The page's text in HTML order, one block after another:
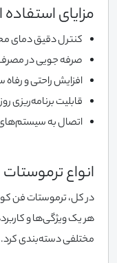
مزایای
کنترل دقیق دمای
صرفه جویی در مصرف
افزایش راحتی و رفاه
قابلیت برنامه‌ریزی
اتصال به
انواع
در کل، ترموستات فن
هر یک ویژگی‌ها و
مختلفی دسته‌بندی کرد.